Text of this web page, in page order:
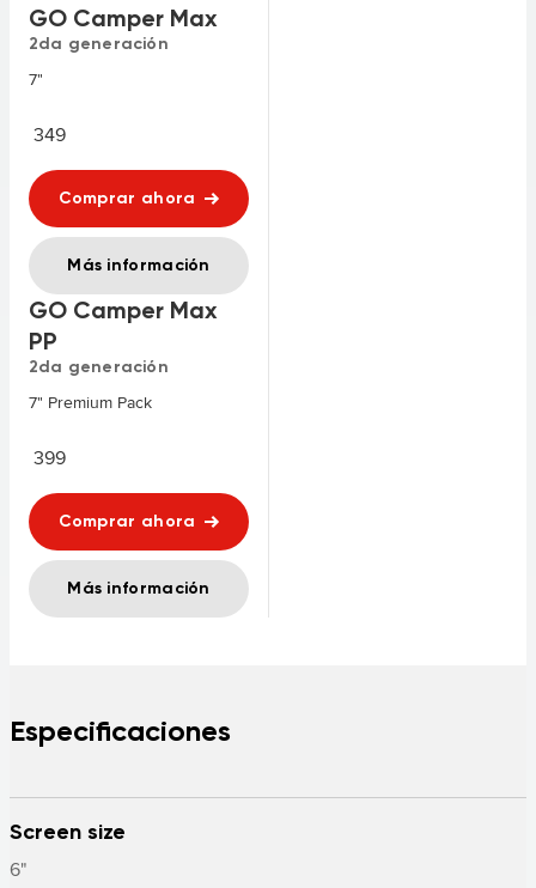
GO Camper Max
2da generación
7"
349
Comprar ahora
Más información
GO Camper Max
PP
2da generación
7" Premium Pack
399
Comprar ahora
Más información
Especificaciones
Screen size
6"